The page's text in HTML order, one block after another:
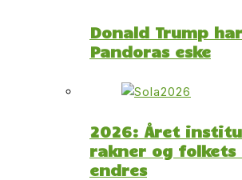
Donald Trump
Pandoras eske
2026: Året
rakner og folkets
endres